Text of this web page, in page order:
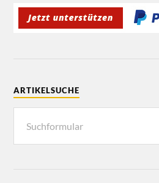
ARTIKELSUCHE